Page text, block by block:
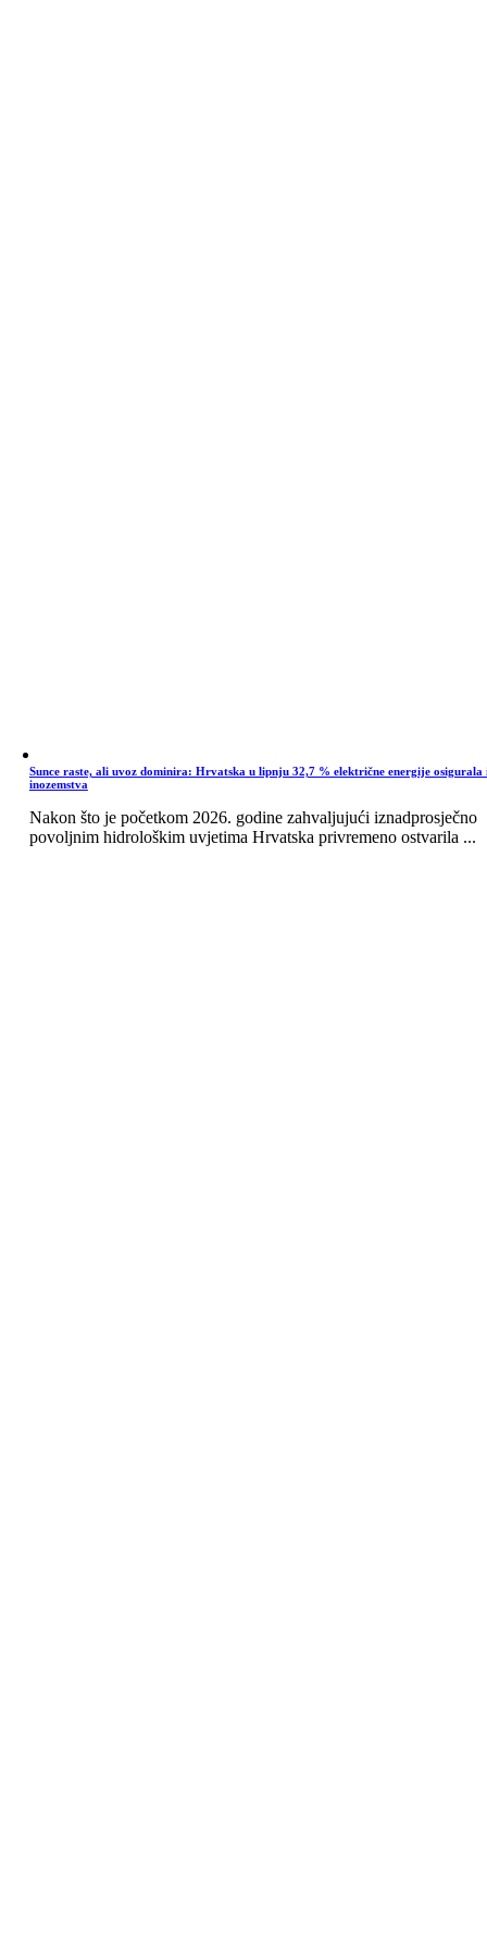
Sunce raste, ali uvoz dominira: Hrvatska u lipnju 32,7 % električne energije osigurala
inozemstva
Nakon što je početkom 2026. godine zahvaljujući iznadprosječno
povoljnim hidrološkim uvjetima Hrvatska privremeno ostvarila ...